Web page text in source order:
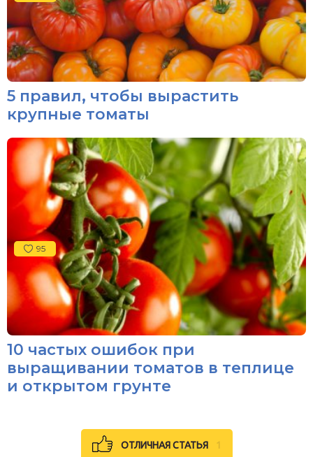
5 правил, чтобы вырастить
крупные томаты
95
10 частых ошибок при
выращивании томатов в теплице
и открытом грунте
ОТЛИЧНАЯ СТАТЬЯ 1